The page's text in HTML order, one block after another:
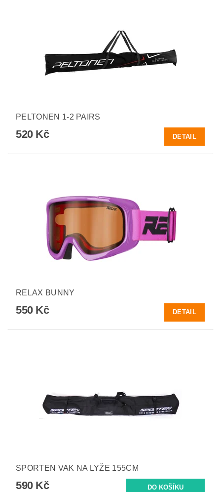
PELTONEN 1-2 PAIRS
520 Kč DETAIL
RELAX BUNNY
550 Kč DETAIL
SPORTEN VAK NA LYŽE 155CM
590 Kč